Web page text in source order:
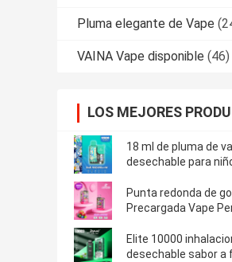
Pluma elegante de Vape
VAINA Vape disponible (46)
LOS MEJORES
18 ml de pluma de
desechable para
puffs 10pcs por caja
Punta redonda de
Precargada Vape
recargable
Elite 10000
desechable sabor a